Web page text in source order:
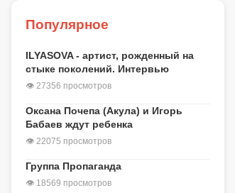
Популярное
ILYASOVA - артист, рожденный на
стыке поколений. Интервью
👁 27356 просмотров
Оксана Почепа (Акула) и Игорь
Бабаев ждут ребенка
👁 22075 просмотров
Группа Пропаганда
👁 18569 просмотров